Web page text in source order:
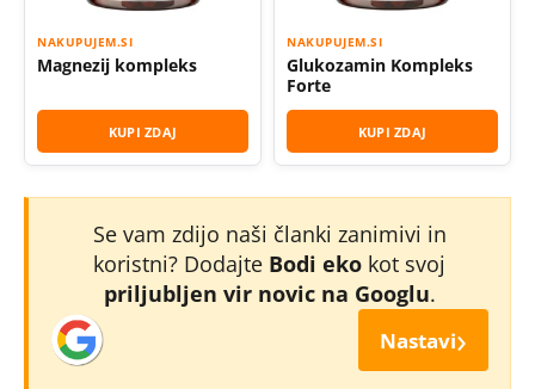
NAKUPUJEM.SI
Magnezij kompleks
KUPI ZDAJ
NAKUPUJEM.SI
Glukozamin Kompleks
Forte
KUPI ZDAJ
Se vam zdijo naši članki zanimivi in
koristni? Dodajte Bodi eko kot svoj
priljubljen vir novic na Googlu.
Nastavi›